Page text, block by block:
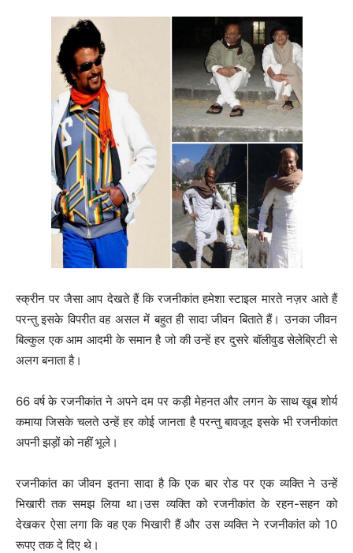
स्क्रीन पर जैसा आप देखते हैं कि रजनीकांत हमेशा स्टाइल मारते नज़र आते हैं
परन्तु इसके विपरीत वह असल में बहुत ही सादा जीवन बिताते हैं। उनका जीवन
बिल्कुल एक आम आदमी के समान है जो की उन्हें हर दुसरे बॉलीवुड सेलेब्रिटी से
अलग बनाता है।
66 वर्ष के रजनीकांत ने अपने दम पर कड़ी मेहनत और लगन के साथ खूब शोर्य
कमाया जिसके चलते उन्हें हर कोई जानता है परन्तु बावजूद इसके भी रजनीकांत
अपनी झड़ों को नहीं भूले।
रजनीकांत का जीवन इतना सादा है कि एक बार रोड पर एक व्यक्ति ने उन्हें
भिखारी तक समझ लिया था।उस व्यक्ति को रजनीकांत के रहन-सहन को
देखकर ऐसा लगा कि वह एक भिखारी हैं और उस व्यक्ति ने रजनीकांत को 10
रूपए तक दे दिए थे।